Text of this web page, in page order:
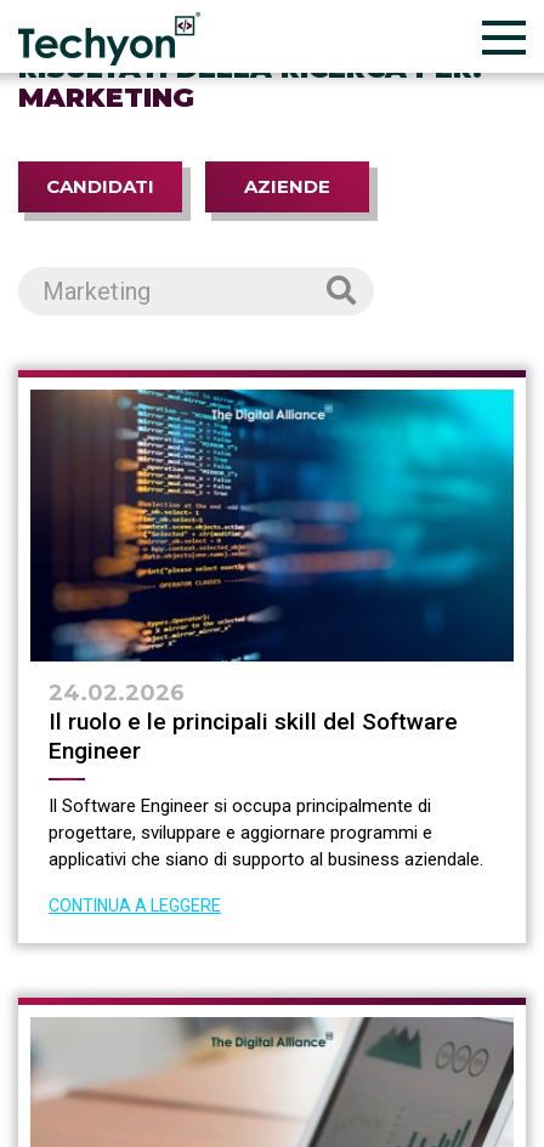
RISULTATI DELLA RICERCA PER:
MARKETING
CANDIDATI AZIENDE
24.02.2026
Il ruolo e le principali skill del Software
Engineer
Il Software Engineer si occupa principalmente di
progettare, sviluppare e aggiornare programmi e
applicativi che siano di supporto al business aziendale.
CONTINUA A LEGGERE